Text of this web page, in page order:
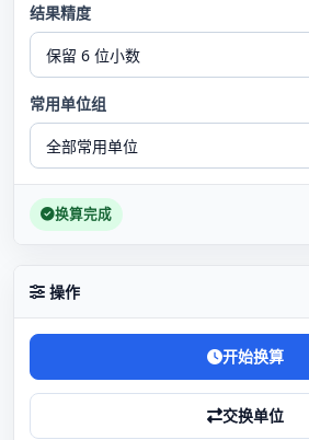
结果精度
常用单位组
换算完成
操作
开始换算
交换单位